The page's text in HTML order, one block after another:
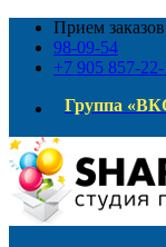
Прием
98-09-54
+7 905 857-22-
Группа